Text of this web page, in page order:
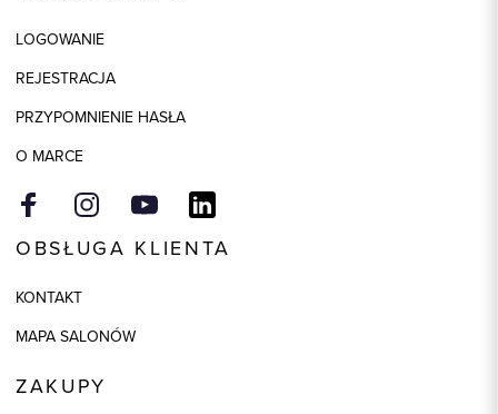
Skład tkaniny
Składy podszewek
LOGOWANIE
REJESTRACJA
PRZYPOMNIENIE HASŁA
O MARCE
OBSŁUGA KLIENTA
KONTAKT
MAPA SALONÓW
ZAKUPY